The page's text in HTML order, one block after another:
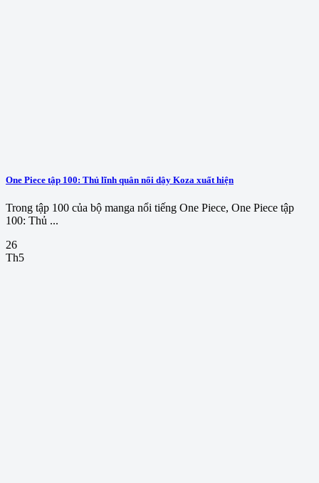
One Piece tập 100: Thủ lĩnh quân nổi dậy Koza xuất hiện
Trong tập 100 của bộ manga nổi tiếng One Piece, One Piece tập
100: Thủ ...
26
Th5